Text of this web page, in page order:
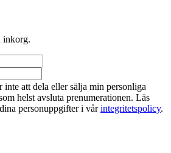
inkorg.
inte att dela eller sälja min personliga
helst avsluta prenumerationen. Läs
personuppgifter i vårintegritetspolicy.